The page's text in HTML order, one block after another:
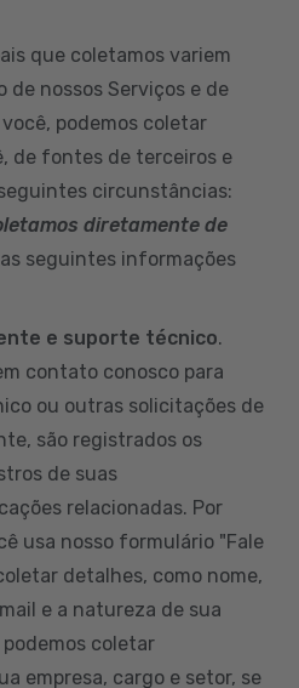
que coletamos variem
de nossos Serviços e de
podemos coletar
de fontes de terceiros e
circunstâncias:
diretamente de
seguintes informações
e suporte técnico.
contato conosco para
ou outras solicitações de
são registrados os
de suas
relacionadas. Por
usa nosso formulário "Fale
detalhes, como nome,
e a natureza de sua
coletar
empresa, cargo e setor, se